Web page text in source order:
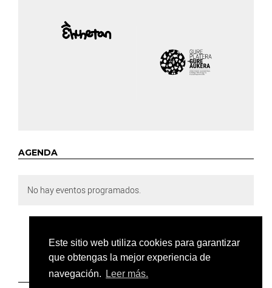
Este sitio web utiliza cookies para garantizar
que obtengas la mejor experiencia de
navegación.
Leer más.
AGENDA
No hay eventos programados.